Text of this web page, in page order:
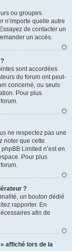
ou groupes
n’importe quelle autre
de contacter un
un accès.
sont accordées
du forum ont peut-
concerné, ou seuls
Pour plus
ne respectez pas une
noter que cette
Limited n’est en
Pour plus
?
un bouton dédié
rapporter. En
afin de
affiché lors de la